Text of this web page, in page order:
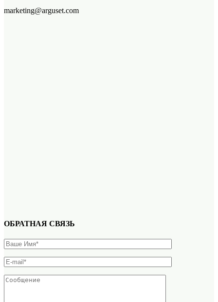
marketing@arguset.com
ОБРАТНАЯ СВЯЗЬ